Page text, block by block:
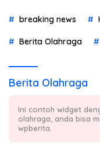
breaking news
Berita Olahraga
Berita Olahraga
Ini contoh widget
olahraga, anda bisa
wpberita.